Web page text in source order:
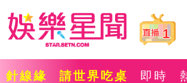
1
針線緣 請世界吃桌 即時